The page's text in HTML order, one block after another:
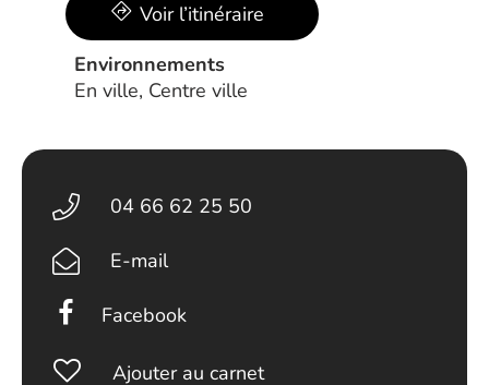
Voir l’itinéraire
Environnements
En ville, Centre ville
04 66 62 25 50
E-mail
Facebook
Ajouter au carnet